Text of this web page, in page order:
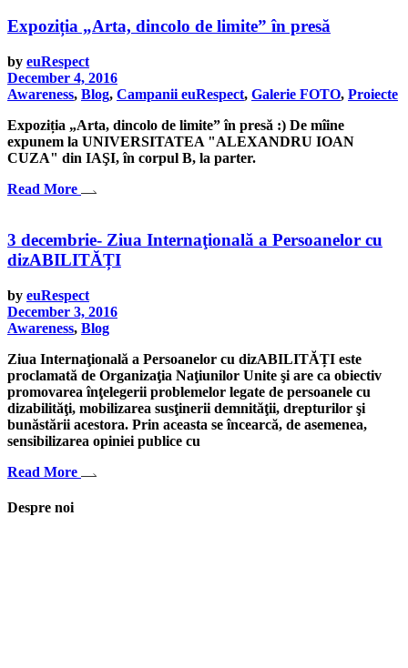
Expoziția „Arta, dincolo de limite” în presă
by euRespect
December 4, 2016
Awareness, Blog, Campanii euRespect, Galerie FOTO, Proiecte
Expoziția „Arta, dincolo de limite” în presă :) De mîine
expunem la UNIVERSITATEA "ALEXANDRU IOAN
CUZA" din IAŞI, în corpul B, la parter.
Read More
3 decembrie- Ziua Internaţională a Persoanelor cu
dizABILITĂȚI
by euRespect
December 3, 2016
Awareness, Blog
Ziua Internaţională a Persoanelor cu dizABILITĂȚI este
proclamată de Organizaţia Naţiunilor Unite şi are ca obiectiv
promovarea înţelegerii problemelor legate de persoanele cu
dizabilităţi, mobilizarea susţinerii demnităţii, drepturilor şi
bunăstării acestora. Prin aceasta se încearcă, de asemenea,
sensibilizarea opiniei publice cu
Read More
Despre noi